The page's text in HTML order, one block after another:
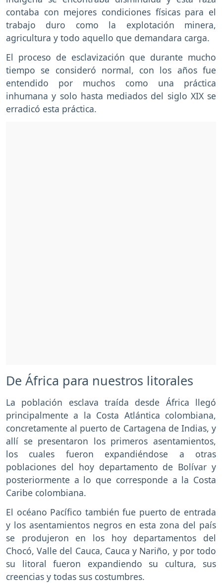
contaba con mejores condiciones físicas para el
trabajo duro como la explotación minera,
agricultura y todo aquello que demandara carga.
El proceso de esclavización que durante mucho
tiempo se consideró normal, con los años fue
entendido por muchos como una práctica
inhumana y solo hasta mediados del siglo XIX se
erradicó esta práctica.
De África para nuestros litorales
La población esclava traída desde África llegó
principalmente a la Costa Atlántica colombiana,
concretamente al puerto de Cartagena de Indias, y
allí se presentaron los primeros asentamientos,
los cuales fueron expandiéndose a otras
poblaciones del hoy departamento de Bolívar y
posteriormente a lo que corresponde a la Costa
Caribe colombiana.
El océano Pacífico también fue puerto de entrada
y los asentamientos negros en esta zona del país
se produjeron en los hoy departamentos del
Chocó, Valle del Cauca, Cauca y Nariño, y por todo
su litoral fueron expandiendo su cultura, sus
creencias y todas sus costumbres.